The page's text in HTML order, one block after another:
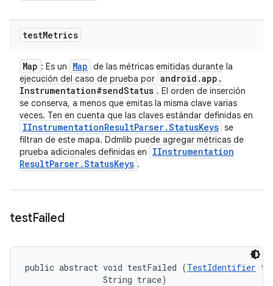
testMetrics
Map : Es un Map de las métricas emitidas durante la
ejecución del caso de prueba por android .app .
Instrumentation#sendStatus . El orden de inserción
se conserva, a menos que emitas la misma clave varias
veces. Ten en cuenta que las claves estándar definidas en
IInstrumentationResultParser.StatusKeys se
filtran de este mapa. Ddmlib puede agregar métricas de
prueba adicionales definidas en
IInstrumentation
ResultParser.StatusKeys .
testFailed
public abstract void testFailed (TestIdentifier
                String trace)